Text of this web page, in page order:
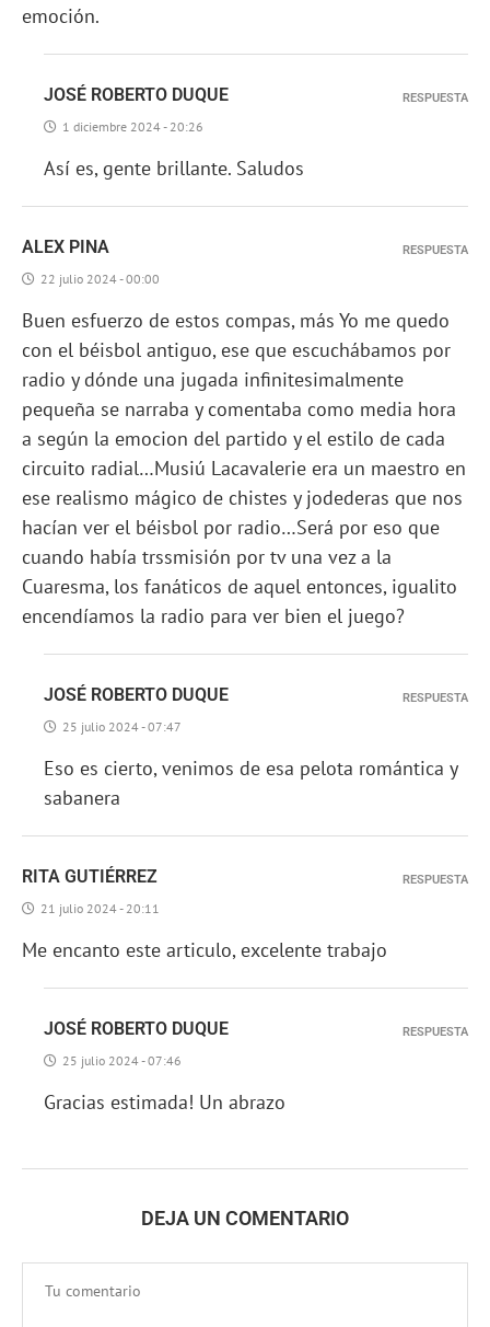
emoción.
JOSÉ ROBERTO DUQUE
1 diciembre 2024 - 20:26
Así es, gente brillante. Saludos
RESPUESTA
ALEX PINA
22 julio 2024 - 00:00
Buen esfuerzo de estos compas, más Yo me quedo
con el béisbol antiguo, ese que escuchábamos por
radio y dónde una jugada infinitesimalmente
pequeña se narraba y comentaba como media hora
a según la emocion del partido y el estilo de cada
circuito radial…Musiú Lacavalerie era un maestro en
ese realismo mágico de chistes y jodederas que nos
hacían ver el béisbol por radio…Será por eso que
cuando había trssmisión por tv una vez a la
Cuaresma, los fanáticos de aquel entonces, igualito
encendíamos la radio para ver bien el juego?
RESPUESTA
JOSÉ ROBERTO DUQUE
25 julio 2024 - 07:47
Eso es cierto, venimos de esa pelota romántica y
sabanera
RESPUESTA
RITA GUTIÉRREZ
21 julio 2024 - 20:11
Me encanto este articulo, excelente trabajo
RESPUESTA
JOSÉ ROBERTO DUQUE
25 julio 2024 - 07:46
Gracias estimada! Un abrazo
RESPUESTA
DEJA UN COMENTARIO